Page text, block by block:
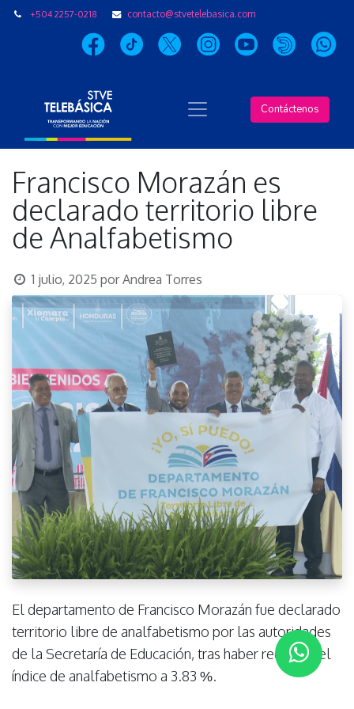
+504 2257-0218 contacto@stvetelebasica.com
Contáctenos
Francisco Morazán es
declarado territorio libre
de Analfabetismo
1 julio, 2025 porAndrea Torres
El departamento de Francisco Morazán fue declarado
territorio libre de analfabetismo por las autoridades
de la Secretaría de Educación, tras haber reducido el
índice de analfabetismo a 3.83 %.